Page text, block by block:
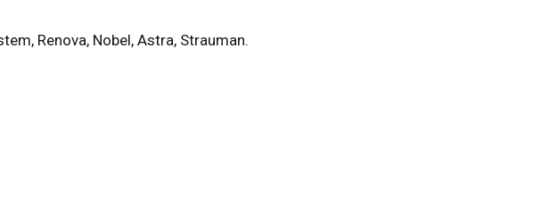
Renova, Nobel, Astra, Strauman.